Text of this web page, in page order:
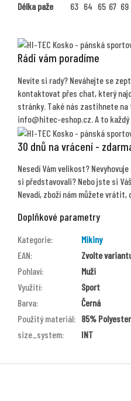
Délka paže
63 64 65 67 69
Rádi vám poradíme
Nevíte si rady? Neváhejte se
kontaktovat přes chat, který
stránky. Také nás zastihnete na
info@hitec-eshop.cz. A to každý
30 dnů na vrácení -
Nesedí Vám velikost?
si představovali? Nebo jste si
Nevadí, zboží nám můžete vrátit,
Doplňkové parametry
Kategorie:
Mikiny
EAN:
Zvolte
Pohlaví:
Muži
Využití:
Sport
Barva:
Černá
Použitý materiál: 85%
size_system: INT